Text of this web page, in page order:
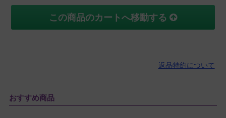
投稿日
2022/06/09
この商品のカートへ移動する
返品特約について
おすすめ商品